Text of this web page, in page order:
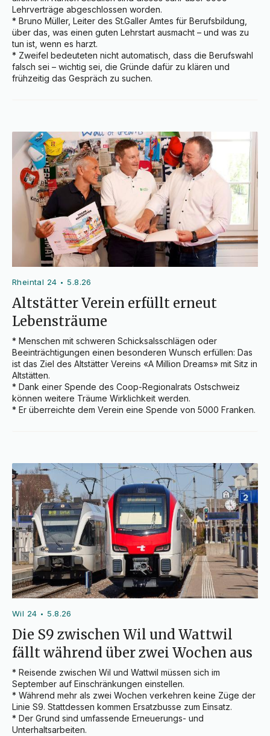
Lehrverträge abgeschlossen worden.
* Bruno Müller, Leiter des St.Galler Amtes für Berufsbildung,
über das, was einen guten Lehrstart ausmacht – und was zu
tun ist, wenn es harzt.
* Zweifel bedeuteten nicht automatisch, dass die Berufswahl
falsch sei – wichtig sei, die Gründe dafür zu klären und
frühzeitig das Gespräch zu suchen.
Rheintal 24 • 5.8.26
Altstätter Verein erfüllt erneut
Lebensträume
* Menschen mit schweren Schicksalsschlägen oder
Beeinträchtigungen einen besonderen Wunsch erfüllen: Das
ist das Ziel des Altstätter Vereins «A Million Dreams» mit Sitz in
Altstätten.
* Dank einer Spende des Coop-Regionalrats Ostschweiz
können weitere Träume Wirklichkeit werden.
* Er überreichte dem Verein eine Spende von 5000 Franken.
Wil 24 • 5.8.26
Die S9 zwischen Wil und Wattwil
fällt während über zwei Wochen aus
* Reisende zwischen Wil und Wattwil müssen sich im
September auf Einschränkungen einstellen.
* Während mehr als zwei Wochen verkehren keine Züge der
Linie S9. Stattdessen kommen Ersatzbusse zum Einsatz.
* Der Grund sind umfassende Erneuerungs- und
Unterhaltsarbeiten.